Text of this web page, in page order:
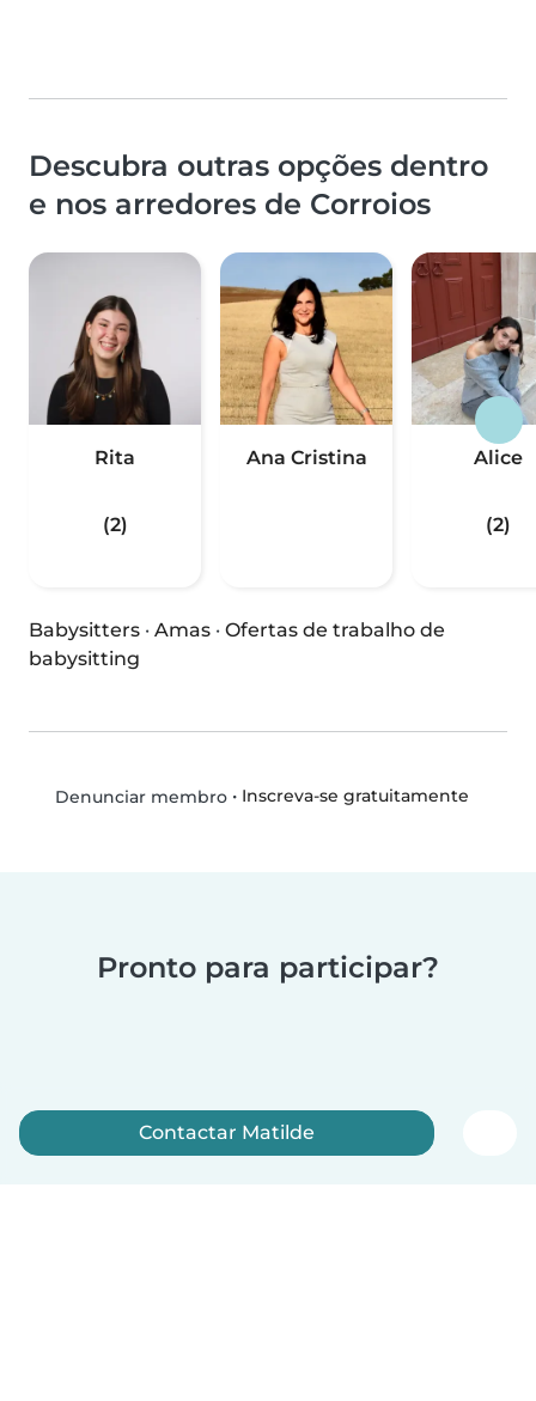
Descubra outras opções dentro
e nos arredores de Corroios
Rita
(2)
Ana Cristina Alice
(2)
Babysitters · Amas · Ofertas de trabalho de
babysitting
Denunciar membro• Inscreva-se gratuitamente
Pronto para participar?
Contactar Matilde